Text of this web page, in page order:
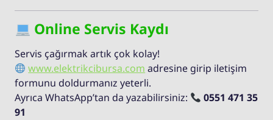
Online Servis Kaydı
Servis çağırmak artık çok kolay!
www.elektrikcibursa.com adresine girip iletişim
formunu doldurmanız yeterli.
Ayrıca WhatsApp’tan da yazabilirsiniz:
0551 471 35
91